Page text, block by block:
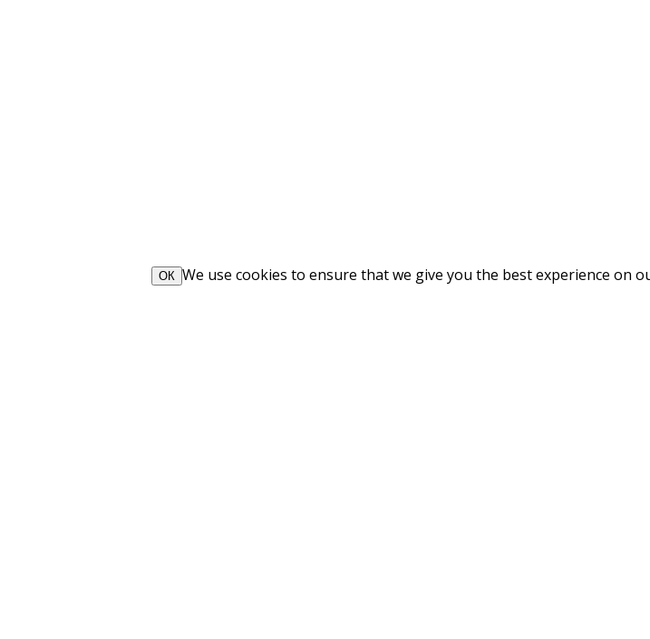
We use cookies to ensure that we give you the best experience on
ОК